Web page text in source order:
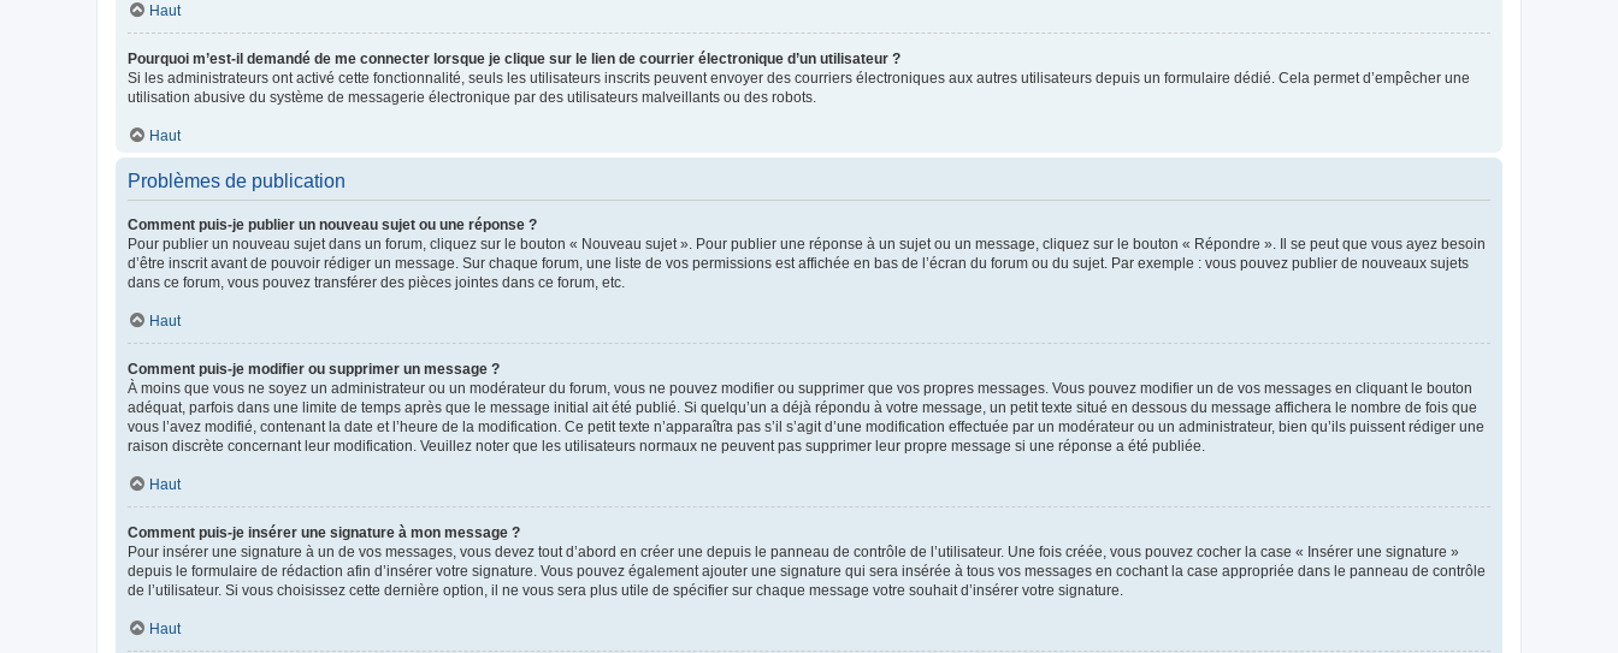
Haut
Pourquoi m’est-il demandé de me connecter lorsque je clique sur le lien de courrier électronique d’un utilisateur ?
Si les administrateurs ont activé cette fonctionnalité, seuls les utilisateurs inscrits peuvent envoyer des courriers électroniques aux autres utilisateurs depuis un formulaire dédié. Cela permet d’empêcher une
utilisation abusive du système de messagerie électronique par des utilisateurs malveillants ou des robots.
Haut
Problèmes de publication
Comment puis-je publier un nouveau sujet ou une réponse ?
Pour publier un nouveau sujet dans un forum, cliquez sur le bouton « Nouveau sujet ». Pour publier une réponse à un sujet ou un message, cliquez sur le bouton « Répondre ». Il se peut que vous ayez besoin
d’être inscrit avant de pouvoir rédiger un message. Sur chaque forum, une liste de vos permissions est affichée en bas de l’écran du forum ou du sujet. Par exemple : vous pouvez publier de nouveaux sujets
dans ce forum, vous pouvez transférer des pièces jointes dans ce forum, etc.
Haut
Comment puis-je modifier ou supprimer un message ?
À moins que vous ne soyez un administrateur ou un modérateur du forum, vous ne pouvez modifier ou supprimer que vos propres messages. Vous pouvez modifier un de vos messages en cliquant le bouton
adéquat, parfois dans une limite de temps après que le message initial ait été publié. Si quelqu’un a déjà répondu à votre message, un petit texte situé en dessous du message affichera le nombre de fois que
vous l’avez modifié, contenant la date et l’heure de la modification. Ce petit texte n’apparaîtra pas s’il s’agit d’une modification effectuée par un modérateur ou un administrateur, bien qu’ils puissent rédiger une
raison discrète concernant leur modification. Veuillez noter que les utilisateurs normaux ne peuvent pas supprimer leur propre message si une réponse a été publiée.
Haut
Comment puis-je insérer une signature à mon message ?
Pour insérer une signature à un de vos messages, vous devez tout d’abord en créer une depuis le panneau de contrôle de l’utilisateur. Une fois créée, vous pouvez cocher la case « Insérer une signature »
depuis le formulaire de rédaction afin d’insérer votre signature. Vous pouvez également ajouter une signature qui sera insérée à tous vos messages en cochant la case appropriée dans le panneau de contrôle
de l’utilisateur. Si vous choisissez cette dernière option, il ne vous sera plus utile de spécifier sur chaque message votre souhait d’insérer votre signature.
Haut